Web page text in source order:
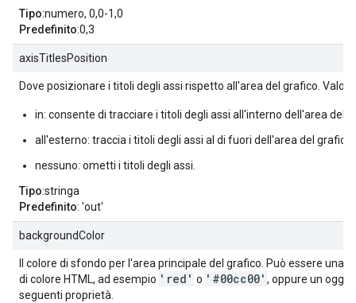
Tipo:numero, 0,0-1,0
Predefinito:0,3
axisTitlesPosition
Dove posizionare i titoli degli assi rispetto all'area del grafico. Valori
in: consente di tracciare i titoli degli assi all'interno dell'area del
all'esterno: traccia i titoli degli assi al di fuori dell'area del grafico.
nessuno: ometti i titoli degli assi.
Tipo:stringa
Predefinito: 'out'
backgroundColor
Il colore di sfondo per l'area principale del grafico. Può essere una
di colore HTML, ad esempio 'red' o '#00cc00' , oppure un
seguenti proprietà.